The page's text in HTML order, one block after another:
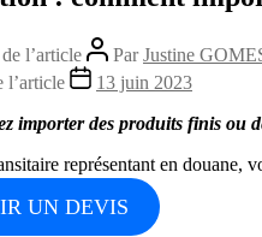
l’article ParJustine
l’article
13 juin 2023
importer des produits finis ou
représentant en douane,
UN DEVIS